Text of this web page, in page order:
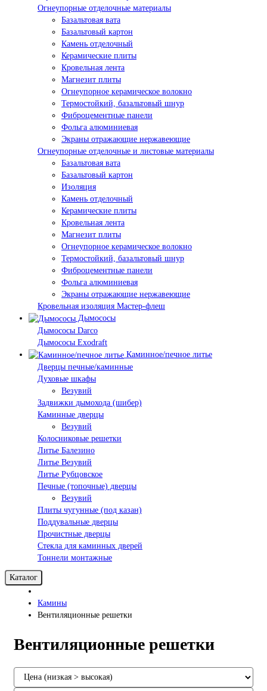
Огнеупорные отделочные материалы
Базальтовая вата
Базальтовый картон
Камень отделочный
Керамические плиты
Кровельная лента
Магнезит плиты
Огнеупорное керамическое волокно
Термостойкий, базальтовый шнур
Фиброцементные панели
Фольга алюминиевая
Экраны отражающие нержавеющие
Огнеупорные отделочные и листовые материалы
Базальтовая вата
Базальтовый картон
Изоляция
Камень отделочный
Керамические плиты
Кровельная лента
Магнезит плиты
Огнеупорное керамическое волокно
Термостойкий, базальтовый шнур
Фиброцементные панели
Фольга алюминиевая
Экраны отражающие нержавеющие
Кровельная изоляция Мастер-флеш
Дымососы
Дымососы Darco
Дымососы Exodraft
Каминное/печное литье
Дверцы печные/каминные
Духовые шкафы
Везувий
Задвижки дымохода (шибер)
Каминные дверцы
Везувий
Колосниковые решетки
Литье Балезино
Литье Везувий
Литье Рубцовское
Печные (топочные) дверцы
Везувий
Плиты чугунные (под казан)
Поддувальные дверцы
Прочистные дверцы
Стекла для каминных дверей
Тоннели монтажные
Каталог
Камины
Вентиляционные решетки
Вентиляционные решетки